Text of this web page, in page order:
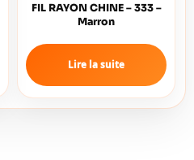
FIL RAYON CHINE – 333 –
Marron
Lire la suite